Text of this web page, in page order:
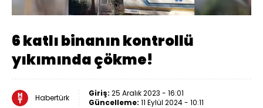
Aç
720
Oynatma
Hızı
6 katlı binanın kontrollü
yıkımında çökme!
Habertürk Giriş: 25 Aralık 2023 - 16:01
Güncelleme: 11 Eylül 2024 - 10:11